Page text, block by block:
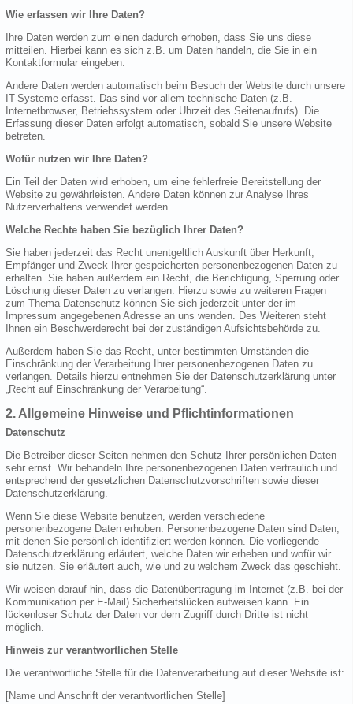
Wie erfassen wir Ihre Daten?
Ihre Daten werden zum einen dadurch erhoben, dass Sie uns diese
mitteilen. Hierbei kann es sich z.B. um Daten handeln, die Sie in ein
Kontaktformular eingeben.
Andere Daten werden automatisch beim Besuch der Website durch unsere
IT-Systeme erfasst. Das sind vor allem technische Daten (z.B.
Internetbrowser, Betriebssystem oder Uhrzeit des Seitenaufrufs). Die
Erfassung dieser Daten erfolgt automatisch, sobald Sie unsere Website
betreten.
Wofür nutzen wir Ihre Daten?
Ein Teil der Daten wird erhoben, um eine fehlerfreie Bereitstellung der
Website zu gewährleisten. Andere Daten können zur Analyse Ihres
Nutzerverhaltens verwendet werden.
Welche Rechte haben Sie bezüglich Ihrer Daten?
Sie haben jederzeit das Recht unentgeltlich Auskunft über Herkunft,
Empfänger und Zweck Ihrer gespeicherten personenbezogenen Daten zu
erhalten. Sie haben außerdem ein Recht, die Berichtigung, Sperrung oder
Löschung dieser Daten zu verlangen. Hierzu sowie zu weiteren Fragen
zum Thema Datenschutz können Sie sich jederzeit unter der im
Impressum angegebenen Adresse an uns wenden. Des Weiteren steht
Ihnen ein Beschwerderecht bei der zuständigen Aufsichtsbehörde zu.
Außerdem haben Sie das Recht, unter bestimmten Umständen die
Einschränkung der Verarbeitung Ihrer personenbezogenen Daten zu
verlangen. Details hierzu entnehmen Sie der Datenschutzerklärung unter
„Recht auf Einschränkung der Verarbeitung“.
2. Allgemeine Hinweise und Pflichtinformationen
Datenschutz
Die Betreiber dieser Seiten nehmen den Schutz Ihrer persönlichen Daten
sehr ernst. Wir behandeln Ihre personenbezogenen Daten vertraulich und
entsprechend der gesetzlichen Datenschutzvorschriften sowie dieser
Datenschutzerklärung.
Wenn Sie diese Website benutzen, werden verschiedene
personenbezogene Daten erhoben. Personenbezogene Daten sind Daten,
mit denen Sie persönlich identifiziert werden können. Die vorliegende
Datenschutzerklärung erläutert, welche Daten wir erheben und wofür wir
sie nutzen. Sie erläutert auch, wie und zu welchem Zweck das geschieht.
Wir weisen darauf hin, dass die Datenübertragung im Internet (z.B. bei der
Kommunikation per E-Mail) Sicherheitslücken aufweisen kann. Ein
lückenloser Schutz der Daten vor dem Zugriff durch Dritte ist nicht
möglich.
Hinweis zur verantwortlichen Stelle
Die verantwortliche Stelle für die Datenverarbeitung auf dieser Website ist:
[Name und Anschrift der verantwortlichen Stelle]